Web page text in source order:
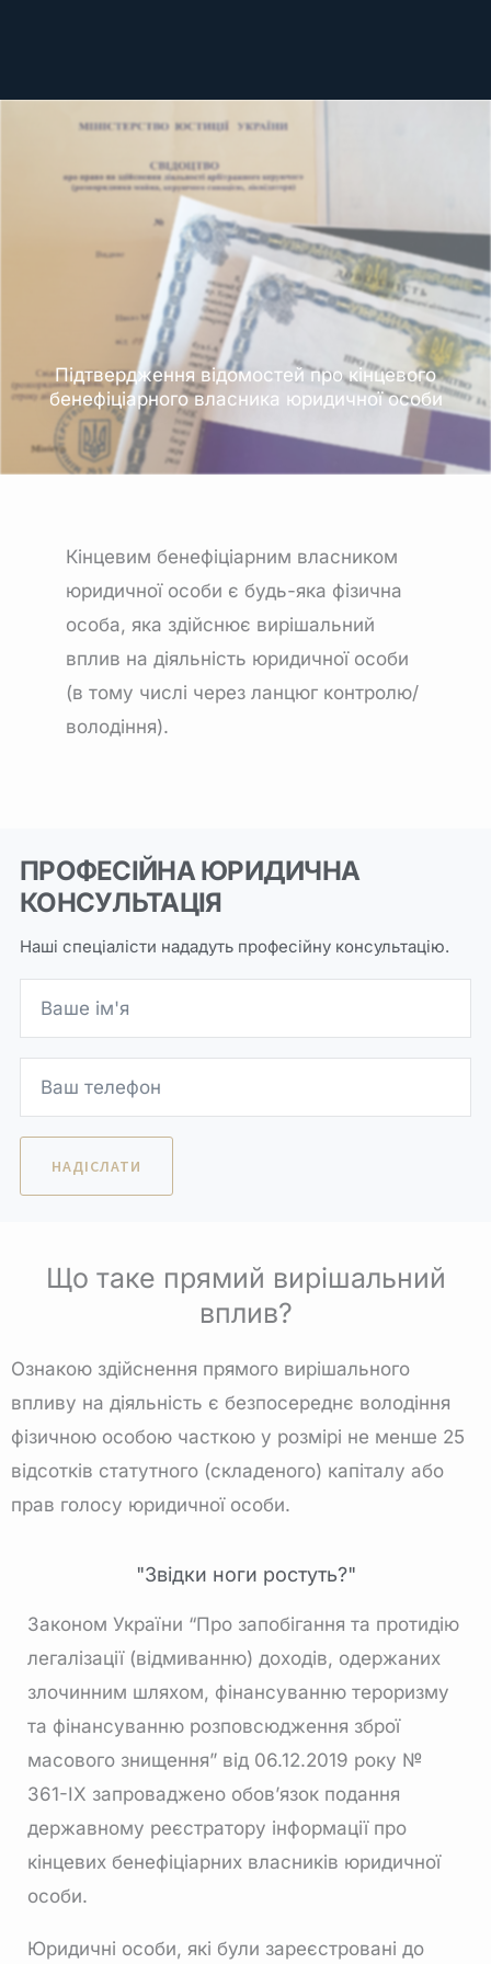
Підтвердження відомостей про кінцевого
бенефіціарного власника юридичної особи
Кінцевим бенефіціарним власником
юридичної особи є будь-яка фізична
особа, яка здійснює вирішальний
вплив на діяльність юридичної особи
(в тому числі через ланцюг контролю/
володіння).
ПРОФЕСІЙНА ЮРИДИЧНА
КОНСУЛЬТАЦІЯ
Наші спеціалісти нададуть професійну консультацію.
Що таке прямий вирішальний
вплив?
Ознакою здійснення прямого вирішального
впливу на діяльність є безпосереднє володіння
фізичною особою часткою у розмірі не менше 25
відсотків статутного (складеного) капіталу або
прав голосу юридичної особи.
"Звідки ноги ростуть?"
Законом України “Про запобігання та протидію
легалізації (відмиванню) доходів, одержаних
злочинним шляхом, фінансуванню тероризму
та фінансуванню розповсюдження зброї
масового знищення” від 06.12.2019 року №
361-ІХ запроваджено обов’язок подання
державному реєстратору інформації про
кінцевих бенефіціарних власників юридичної
особи.
Юридичні особи, які були зареєстровані до